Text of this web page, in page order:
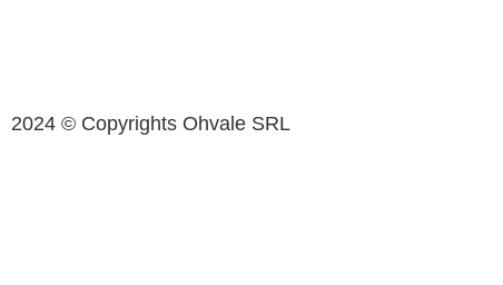
2024 © Copyrights Ohvale SRL